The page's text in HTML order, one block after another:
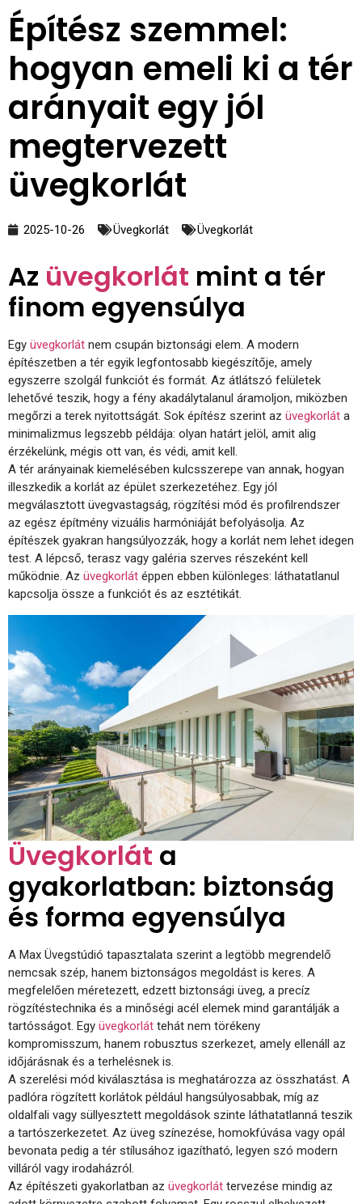
Építész szemmel:
hogyan emeli ki a tér
arányait egy jól
megtervezett
üvegkorlát
2025-10-26 Üvegkorlát Üvegkorlát
Az üvegkorlát mint a tér
finom egyensúlya
Egy üvegkorlát nem csupán biztonsági elem. A modern
építészetben a tér egyik legfontosabb kiegészítője, amely
egyszerre szolgál funkciót és formát. Az átlátszó felületek
lehetővé teszik, hogy a fény akadálytalanul áramoljon, miközben
megőrzi a terek nyitottságát. Sok építész szerint az üvegkorlát a
minimalizmus legszebb példája: olyan határt jelöl, amit alig
érzékelünk, mégis ott van, és védi, amit kell.
A tér arányainak kiemelésében kulcsszerepe van annak, hogyan
illeszkedik a korlát az épület szerkezetéhez. Egy jól
megválasztott üvegvastagság, rögzítési mód és profilrendszer
az egész építmény vizuális harmóniáját befolyásolja. Az
építészek gyakran hangsúlyozzák, hogy a korlát nem lehet idegen
test. A lépcső, terasz vagy galéria szerves részeként kell
működnie. Az üvegkorlát éppen ebben különleges: láthatatlanul
kapcsolja össze a funkciót és az esztétikát.
Üvegkorlát a
gyakorlatban: biztonság
és forma egyensúlya
A Max Üvegstúdió tapasztalata szerint a legtöbb megrendelő
nemcsak szép, hanem biztonságos megoldást is keres. A
megfelelően méretezett, edzett biztonsági üveg, a precíz
rögzítéstechnika és a minőségi acél elemek mind garantálják a
tartósságot. Egy üvegkorlát tehát nem törékeny
kompromisszum, hanem robusztus szerkezet, amely ellenáll az
időjárásnak és a terhelésnek is.
A szerelési mód kiválasztása is meghatározza az összhatást. A
padlóra rögzített korlátok például hangsúlyosabbak, míg az
oldalfali vagy süllyesztett megoldások szinte láthatatlanná teszik
a tartószerkezetet. Az üveg színezése, homokfúvása vagy opál
bevonata pedig a tér stílusához igazítható, legyen szó modern
villáról vagy irodaházról.
Az építészeti gyakorlatban az üvegkorlát tervezése mindig az